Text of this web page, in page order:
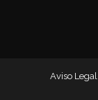
Aviso Legal